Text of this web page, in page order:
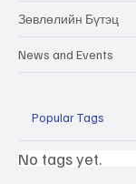
Зөвлөлийн Бүтэц
News and Events
Popular Tags
No tags yet.